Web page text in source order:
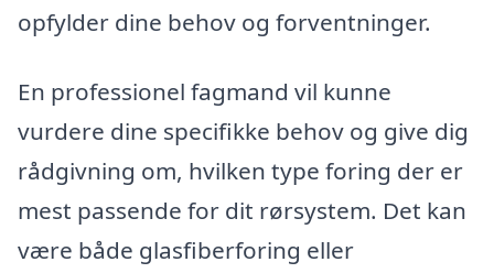
opfylder dine behov og forventninger.
En professionel fagmand vil kunne
vurdere dine specifikke behov og give dig
rådgivning om, hvilken type foring der er
mest passende for dit rørsystem. Det kan
være både glasfiberforing eller